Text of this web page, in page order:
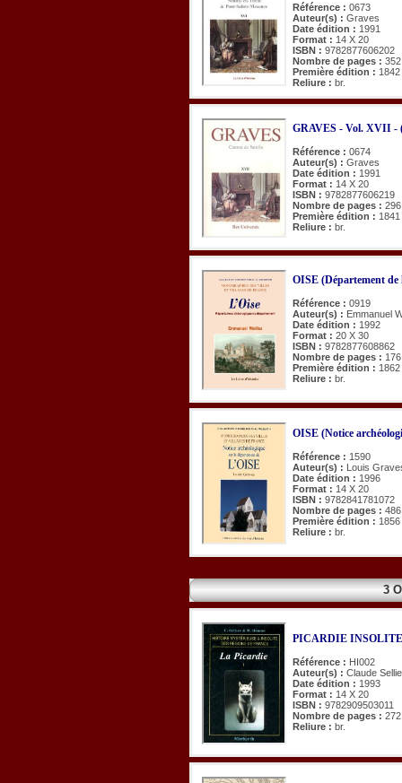
Référence : 0673
Auteur(s) : Graves
Date édition : 1991
Format : 14 X 20
ISBN : 9782877606202
Nombre de pages : 352
Première édition : 1842
Reliure : br.
GRAVES - Vol. XVII -
Référence : 0674
Auteur(s) : Graves
Date édition : 1991
Format : 14 X 20
ISBN : 9782877606219
Nombre de pages : 296
Première édition : 1841
Reliure : br.
OISE (Département de
Référence : 0919
Auteur(s) : Emmanuel
Date édition : 1992
Format : 20 X 30
ISBN : 9782877608862
Nombre de pages : 176
Première édition : 1862
Reliure : br.
OISE (Notice
Référence : 1590
Auteur(s) : Louis
Date édition : 1996
Format : 14 X 20
ISBN : 9782841781072
Nombre de pages : 486
Première édition : 1856
Reliure : br.
3
PICARDIE
Référence : HI002
Auteur(s) : Claude
Date édition : 1993
Format : 14 X 20
ISBN : 9782909503011
Nombre de pages : 272
Reliure : br.